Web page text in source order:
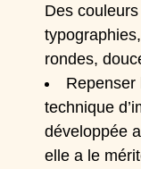
Des
rondes,
Repenser
technique
développée
elle a le